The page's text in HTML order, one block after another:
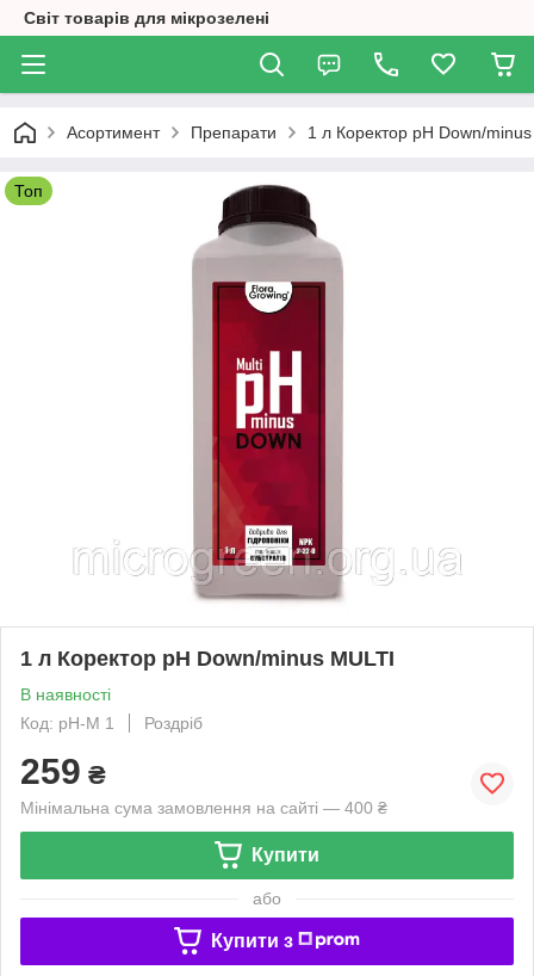
Світ товарів для мікрозелені
Асортимент Препарати 1 л Коректор pH Down/
Топ
1 л Коректор pH Down/minus MULTI
В наявності
Код: pH-M 1
Роздріб
259 ₴
Мінімальна сума замовлення на сайті — 400 ₴
Купити
або
Купити з